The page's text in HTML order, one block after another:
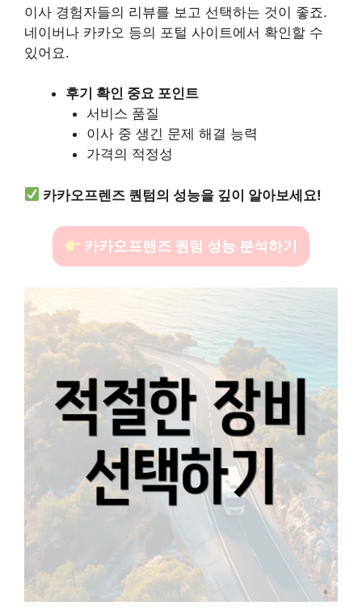
이사 경험자들의 리뷰를 보고 선택하는 것이 좋죠.
네이버나 카카오 등의 포털 사이트에서 확인할 수
있어요.
후기 확인 중요 포인트
서비스 품질
이사 중 생긴 문제 해결 능력
가격의 적정성
카카오프렌즈 퀀텀의 성능을 깊이 알아보세요!
카카오프렌즈 퀀텀 성능 분석하기